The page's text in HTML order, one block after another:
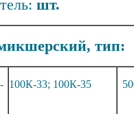
шт.
ий, тип:
100К-33; 100К-35 50